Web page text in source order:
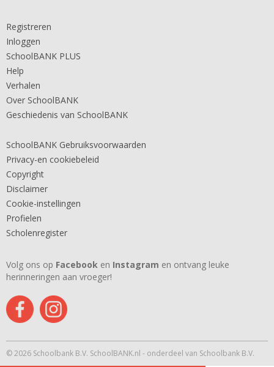
Registreren
Inloggen
SchoolBANK PLUS
Help
Verhalen
Over SchoolBANK
Geschiedenis van SchoolBANK
SchoolBANK Gebruiksvoorwaarden
Privacy-en cookiebeleid
Copyright
Disclaimer
Cookie-instellingen
Profielen
Scholenregister
Volg ons op Facebook en Instagram en ontvang leuke
herinneringen aan vroeger!
© 2026 Schoolbank B.V. SchoolBANK.nl - onderdeel van Schoolbank B.V.